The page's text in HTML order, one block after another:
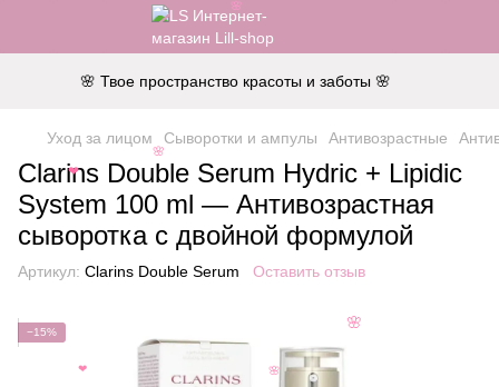
🌸 Твое пространство красоты и заботы 🌸
Уход за лицом Сыворотки и ампулы Антивозрастные
Clarins Double Serum Hydric + Lipidic
System 100 ml — Антивозрастная
сыворотка с двойной формулой
Артикул: Clarins Double Serum Оставить отзыв
−15%
🌸
🌸
❤
🌸
🌸